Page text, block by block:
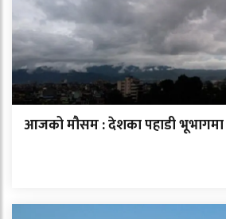
आजको मौसम : देशका पहाडी भूभागमा